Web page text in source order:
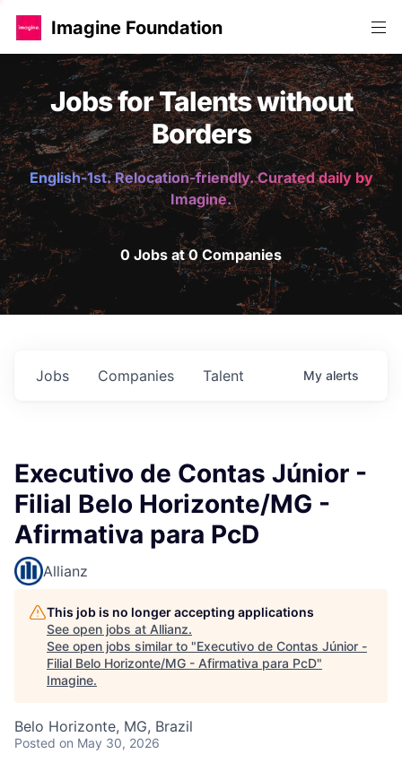
Imagine Foundation
Jobs for Talents without
Borders
English-1st. Relocation-friendly. Curated daily by
Imagine.
0 Jobs at 0 Companies
Jobs Companies Talent My alerts
Executivo de Contas Júnior -
Filial Belo Horizonte/MG -
Afirmativa para PcD
Allianz
This job is no longer accepting applications
See open jobs at Allianz.
See open jobs similar to "Executivo de Contas Júnior -
Filial Belo Horizonte/MG - Afirmativa para PcD"
Imagine.
Belo Horizonte, MG, Brazil
Posted on May 30, 2026